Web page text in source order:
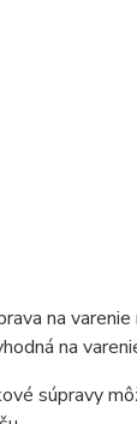
na
na
súpravy